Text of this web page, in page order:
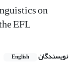
on
EFL
نویسندگان English